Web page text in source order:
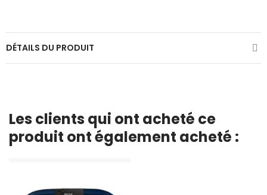
DÉTAILS DU PRODUIT
Les clients qui ont acheté ce
produit ont également acheté :